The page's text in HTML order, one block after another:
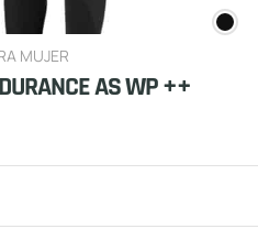
MUJER
AS WP ++